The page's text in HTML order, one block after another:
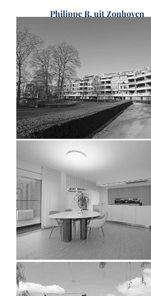
Philippe R. uit Zonhoven